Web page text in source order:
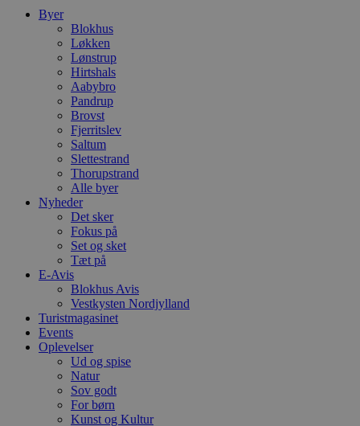
Byer
Blokhus
Løkken
Lønstrup
Hirtshals
Aabybro
Pandrup
Brovst
Fjerritslev
Saltum
Slettestrand
Thorupstrand
Alle byer
Nyheder
Det sker
Fokus på
Set og sket
Tæt på
E-Avis
Blokhus Avis
Vestkysten Nordjylland
Turistmagasinet
Events
Oplevelser
Ud og spise
Natur
Sov godt
For børn
Kunst og Kultur